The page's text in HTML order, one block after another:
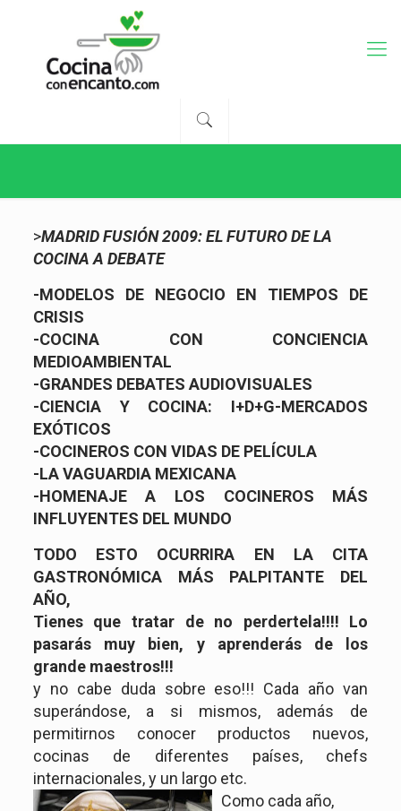
>MADRID FUSIÓN 2009:EL FUTURO DE LA
COCINA A DEBATE
-MODELOS DE NEGOCIO EN TIEMPOS DE
CRISIS
-COCINA CON CONCIENCIA
MEDIOAMBIENTAL
-GRANDES DEBATES AUDIOVISUALES
-CIENCIA Y COCINA: I+D+G-MERCADOS
EXÓTICOS
-COCINEROS CON VIDAS DE PELÍCULA
-LA VAGUARDIA MEXICANA
-HOMENAJE A LOS COCINEROS MÁS
INFLUYENTES DEL MUNDO
TODO ESTO OCURRIRA EN LA CITA
GASTRONÓMICA MÁS PALPITANTE DEL
AÑO,
Tienes que tratar de no perdertela!!!! Lo
pasarás muy bien, y aprenderás de los
grande maestros!!!
y no cabe duda sobre eso!!! Cada año van
superándose, a si mismos, además de
permitirnos conocer productos nuevos,
cocinas de diferentes países, chefs
internacionales, y un largo etc.
Como cada año,